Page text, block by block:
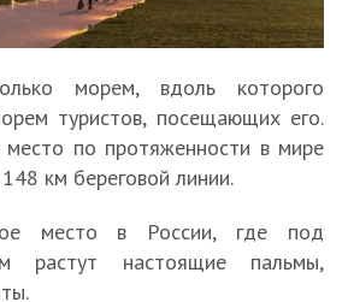
морем, вдоль которого
туристов, посещающих его.
место по протяженности в мире
км береговой линии.
место в России, где под
растут настоящие пальмы,